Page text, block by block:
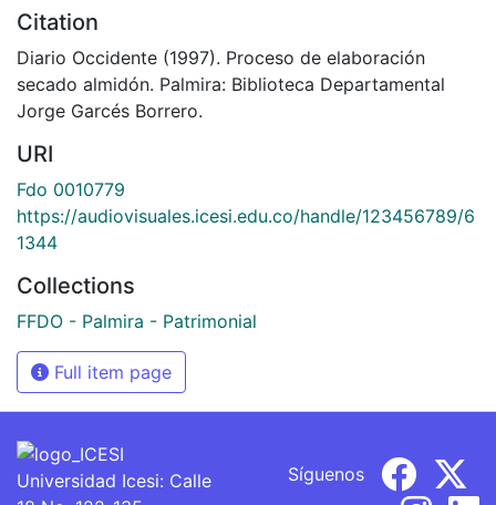
Citation
Diario Occidente (1997). Proceso de elaboración
secado almidón. Palmira: Biblioteca Departamental
Jorge Garcés Borrero.
URI
Fdo 0010779
https://audiovisuales.icesi.edu.co/handle/123456789/6
1344
Collections
FFDO - Palmira - Patrimonial
Full item page
Universidad Icesi: Calle
Síguenos